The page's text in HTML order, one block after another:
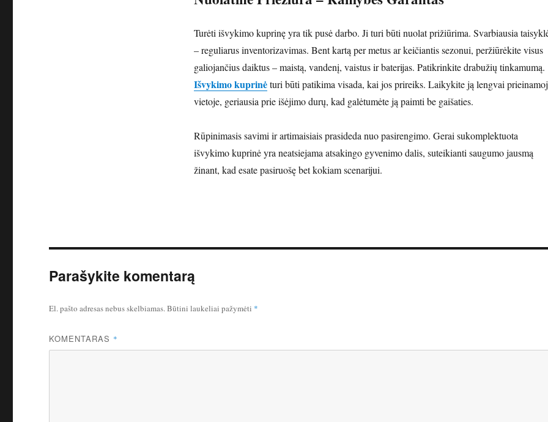
Turėti išvykimo kuprinę yra tik pusė darbo. Ji turi būti nuolat prižiūrima. Svarbiausia
– reguliarus inventorizavimas. Bent kartą per metus ar keičiantis sezonui, peržiūrėkite visus
galiojančius daiktus – maistą, vandenį, vaistus ir baterijas. Patikrinkite drabužių tinkamumą.
Išvykimo kuprinėturi būti patikima visada, kai jos prireiks. Laikykite ją lengvai
vietoje, geriausia prie išėjimo durų, kad galėtumėte ją paimti be gaišaties.
Rūpinimasis savimi ir artimaisiais prasideda nuo pasirengimo. Gerai sukomplektuota
išvykimo kuprinė yra neatsiejama atsakingo gyvenimo dalis, suteikianti saugumo jausmą
žinant, kad esate pasiruošę bet kokiam scenarijui.
Parašykite komentarą
El. pašto adresas nebus skelbiamas.Būtini laukeliai pažymėti *
KOMENTARAS *